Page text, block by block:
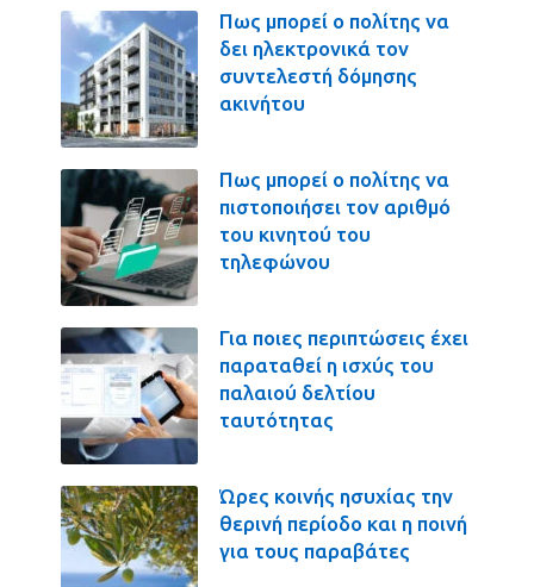
Πως μπορεί ο πολίτης να
δει ηλεκτρονικά τον
συντελεστή δόμησης
ακινήτου
Πως μπορεί ο πολίτης να
πιστοποιήσει τον αριθμό
του κινητού του
τηλεφώνου
Για ποιες περιπτώσεις έχει
παραταθεί η ισχύς του
παλαιού δελτίου
ταυτότητας
Ώρες κοινής ησυχίας την
θερινή περίοδο και η ποινή
για τους παραβάτες